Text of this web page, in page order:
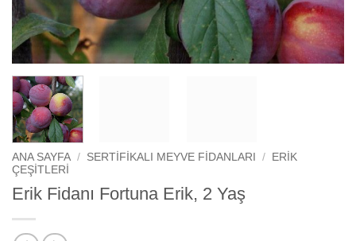
ANA SAYFA / SERTIFIKALI MEYVE FIDANLARI /
ERIK
ÇEŞITLERI
Erik Fidanı Fortuna Erik, 2 Yaş